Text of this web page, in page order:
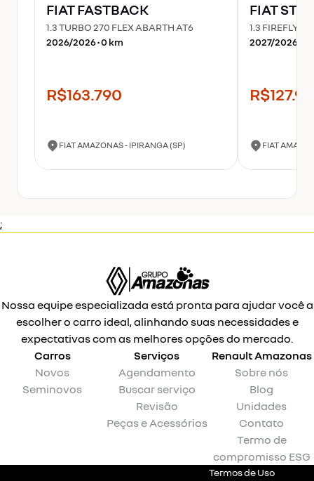
FIATFASTBACK
1.3 TURBO 270 FLEX ABARTH AT6
2026/2026•0km
R$163.790
FIAT AMAZONAS - IPIRANGA (SP)
FIAT
1.3 FIREFLY
2027/2026
FIAT
;
Nossa equipe especializada está pronta para ajudar você a
escolher o carro ideal, alinhando suas necessidades e
expectativas com as melhores opções do mercado.
Carros
Novos
Seminovos
Serviços
Agendamento
Buscar serviço
Revisão
Peças e Acessórios
RenaultAmazonas
Sobre nós
Blog
Unidades
Contato
Termo de
compromisso ESG
Termos de Uso